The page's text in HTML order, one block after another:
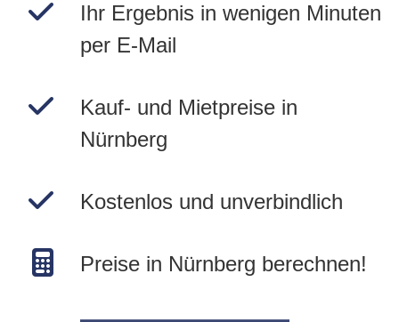
Ihr Ergebnis in wenigen Minuten
per E-Mail
Kauf- und Mietpreise in
Nürnberg
Kostenlos und unverbindlich
Preise in Nürnberg berechnen!